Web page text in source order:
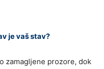
je vaš stav?
zamagljene prozore, dok